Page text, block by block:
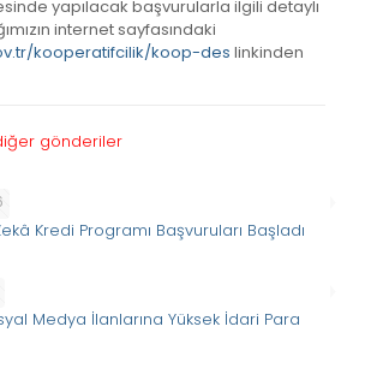
yapılacak başvurularla ilgili detaylı
internet sayfasındaki
kooperatifcilik/koop-des linkinden
gönderiler
Kredi Programı Başvuruları Başladı
Medya İlanlarına Yüksek İdari Para